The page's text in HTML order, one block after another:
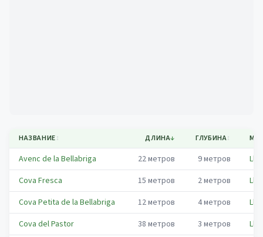
НАЗВАНИЕ↕ ДЛИНА↓ ГЛУБИНА↕
Avenc de la Bellabriga 22метров 9метров
Cova Fresca
15 метров 2метров
Cova Petita de la Bellabriga
12метров 4метров
Cova del Pastor
38 метров 3 метров